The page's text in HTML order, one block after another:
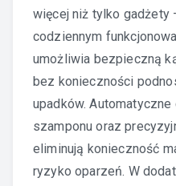
więcej niż tylko gadżety
codziennym
umożliwia bezpieczną
bez konieczności
upadków. Automatyczne
szamponu oraz
eliminują konieczność
ryzyko oparzeń. W